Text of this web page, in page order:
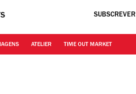
SUBSCREVER
ATELIER TIME OUT MARKET